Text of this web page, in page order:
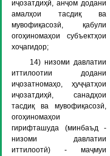
иҷозатдиҳӣ, анҷом додани
амалҳои тасдиқ ва
мувофиқасозӣ, қабули
огоҳиномаҳои субъектҳои
хоҷагидор;
14) низоми давлатии
иттилоотии додани
иҷозатномаҳо, ҳуҷҷатҳои
иҷозатдиҳӣ, санадҳои
тасдиқ ва мувофиқасозӣ,
огоҳиномаҳои
гирифташуда (минбаъд -
низоми давлатии
иттилоотӣ) - маҷмуи